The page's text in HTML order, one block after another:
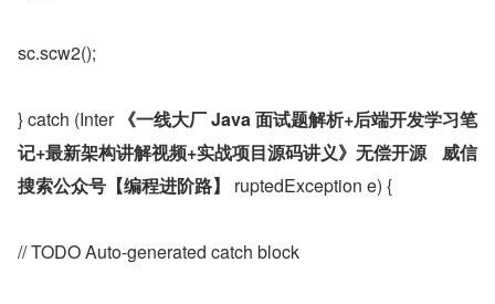
sc.scw2();
} catch (Inter 《一线大厂 Java 面试题解析+后端开发学习笔
记+最新架构讲解视频+实战项目源码讲义》无偿开源	威信
搜索公众号【编程进阶路】
ruptedException e) {
// TODO Auto-generated catch block